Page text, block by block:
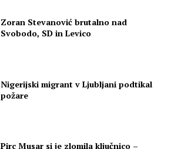
Zoran Stevanović brutalno nad
Svobodo, SD in Levico
Nigerijski migrant v Ljubljani podtikal
požare
Pirc Musar si je zlomila ključnico –